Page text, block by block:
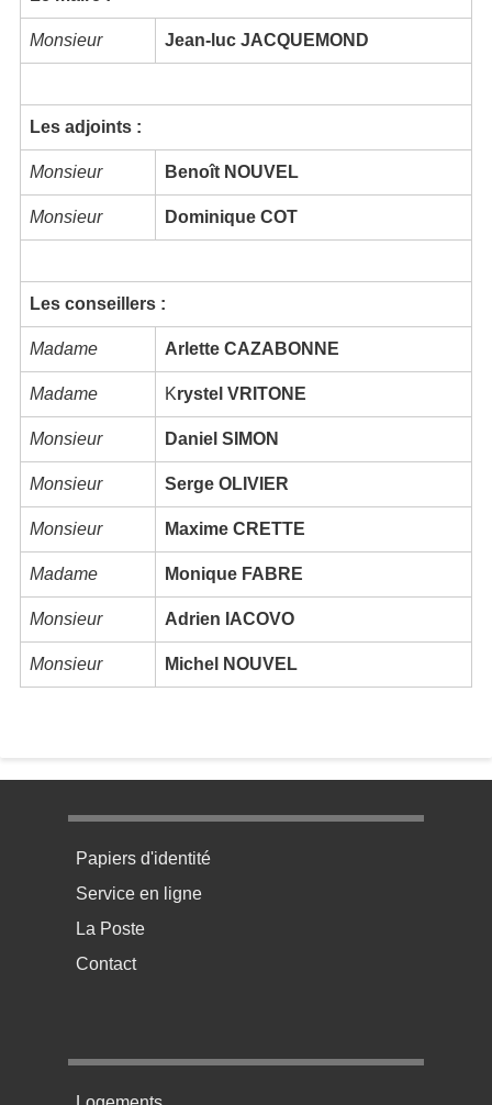
Monsieur Jean-luc JACQUEMOND
Les adjoints :
Monsieur Benoît NOUVEL
Monsieur Dominique COT
Les conseillers :
Madame Arlette CAZABONNE
Madame Krystel VRITONE
Monsieur Daniel SIMON
Monsieur Serge OLIVIER
Monsieur Maxime CRETTE
Madame Monique FABRE
Monsieur Adrien IACOVO
Monsieur Michel NOUVEL
Menu pratique bas de page 1
Papiers d'identité
Service en ligne
La Poste
Contact
Menu pratique bas de page 2